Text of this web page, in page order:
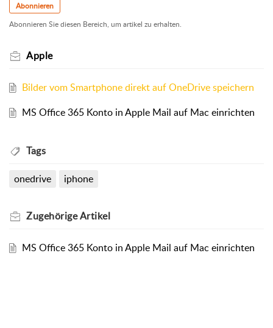
Abonnieren
Abonnieren Sie diesen Bereich, um artikel zu erhalten.
Apple
Bilder vom Smartphone direkt auf OneDrive speichern
MS Office 365 Konto in Apple Mail auf Mac einrichten
Tags
onedrive iphone
ZugehörigeArtikel
MS Office 365 Konto in Apple Mail auf Mac einrichten